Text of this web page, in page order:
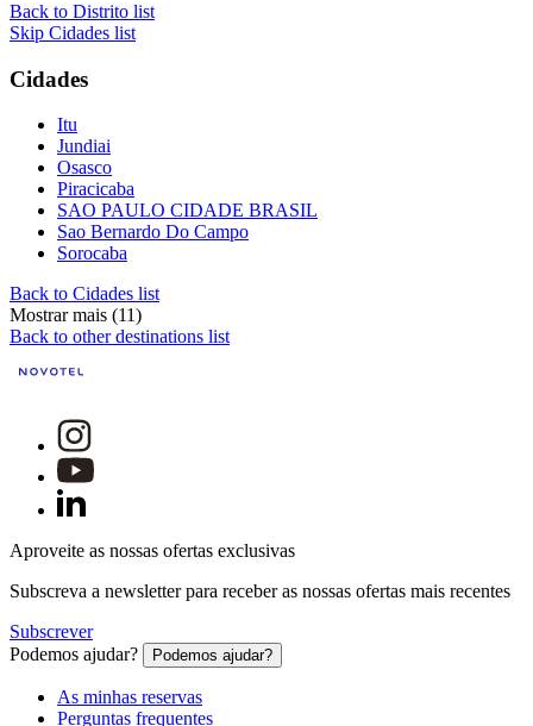
Back to Distrito list
Skip Cidades list
Cidades
Itu
Jundiai
Osasco
Piracicaba
SAO PAULO CIDADE BRASIL
Sao Bernardo Do Campo
Sorocaba
Back to Cidades list
Mostrar mais (11)
Back to other destinations list
Aproveite as nossas ofertas exclusivas
Subscreva a newsletter para receber as nossas ofertas mais recentes
Subscrever
Podemos ajudar?
Podemos ajudar?
As minhas reservas
Perguntas frequentes